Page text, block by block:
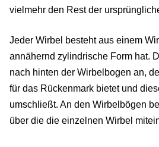
vielmehr den Rest der
Jeder Wirbel besteht aus einem
annähernd zylindrische Form hat.
nach hinten der Wirbelbogen an,
für das Rückenmark bietet und
umschließt. An den Wirbelbögen
über die die einzelnen Wirbel